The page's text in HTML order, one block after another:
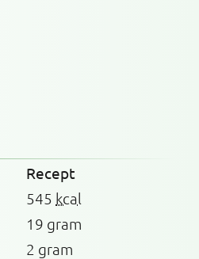
Recept
545 kcal
19 gram
2 gram